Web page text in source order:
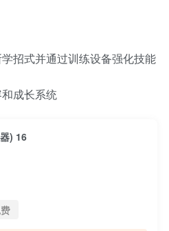
招式并通过训练设备强化技能
成长系统
) 16